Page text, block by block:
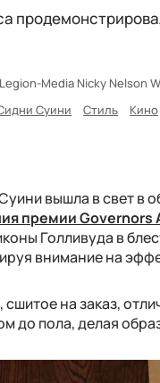
Legion-Media Nicky Nelson
Суини Стиль Кино
вышла в свет в
премии Governors
Голливуда в
внимание на
сшитое на заказ,
до пола, делая